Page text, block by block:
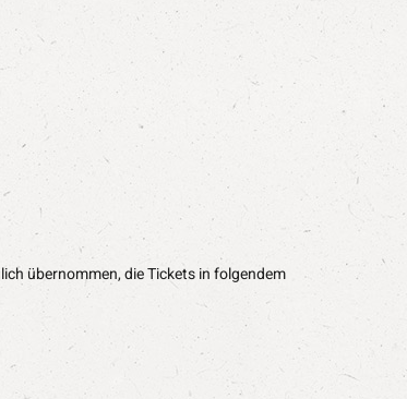
übernommen, die Tickets in folgendem